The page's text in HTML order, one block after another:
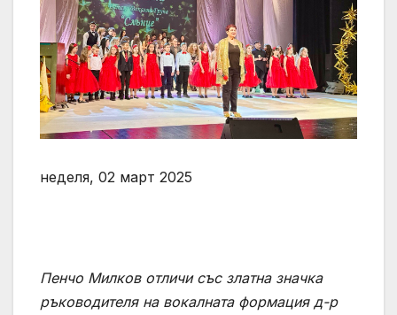
неделя, 02 март 2025
Пенчо Милков отличи със златна значка
ръководителя на вокалната формация д-р